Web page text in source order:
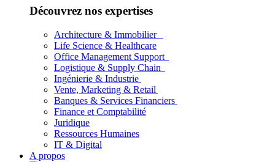
Découvrez nos expertises
Architecture & Immobilier
Life Science & Healthcare
Office Management Support
Logistique & Supply Chain
Ingénierie & Industrie
Vente, Marketing & Retail
Banques & Services Financiers
Finance et Comptabilité
Juridique
Ressources Humaines
IT & Digital
A propos